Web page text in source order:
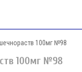
100мг №98
100мг №98